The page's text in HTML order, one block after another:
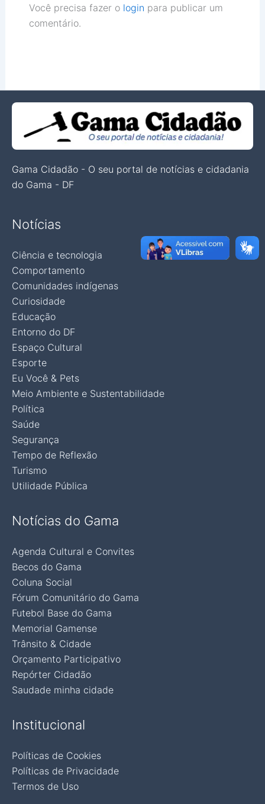
Você precisa fazer o login para publicar um
comentário.
Gama Cidadão - O seu portal de notícias e cidadania
do Gama - DF
Notícias
Ciência e tecnologia
Comportamento
Comunidades indígenas
Curiosidade
Educação
Entorno do DF
Espaço Cultural
Esporte
Eu Você & Pets
Meio Ambiente e Sustentabilidade
Política
Saúde
Segurança
Tempo de Reflexão
Turismo
Utilidade Pública
Notícias do Gama
Agenda Cultural e Convites
Becos do Gama
Coluna Social
Fórum Comunitário do Gama
Futebol Base do Gama
Memorial Gamense
Trânsito & Cidade
Orçamento Participativo
Repórter Cidadão
Saudade minha cidade
Institucional
Políticas de Cookies
Políticas de Privacidade
Termos de Uso